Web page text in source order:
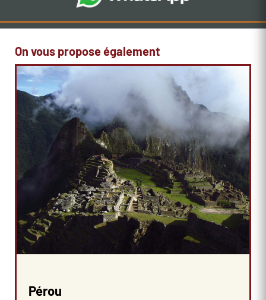
On vous propose également
Pérou